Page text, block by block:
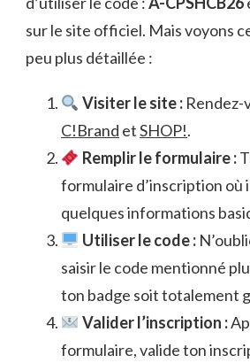
sur le site officiel. Mais voyons
peu plus détaillée :
Visiter le site :Rendez-
C!Brand etSHOP!.
Remplir le formulaire :
formulaire d’inscription où
quelques informations
Utiliser le code :
saisir le code mentionné
ton badge soit totalement
Valider l’inscription :
formulaire, valide ton